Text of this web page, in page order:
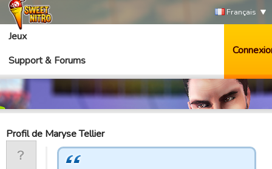
Français
Jeux
Support & Forums
Profil de Maryse Tellier